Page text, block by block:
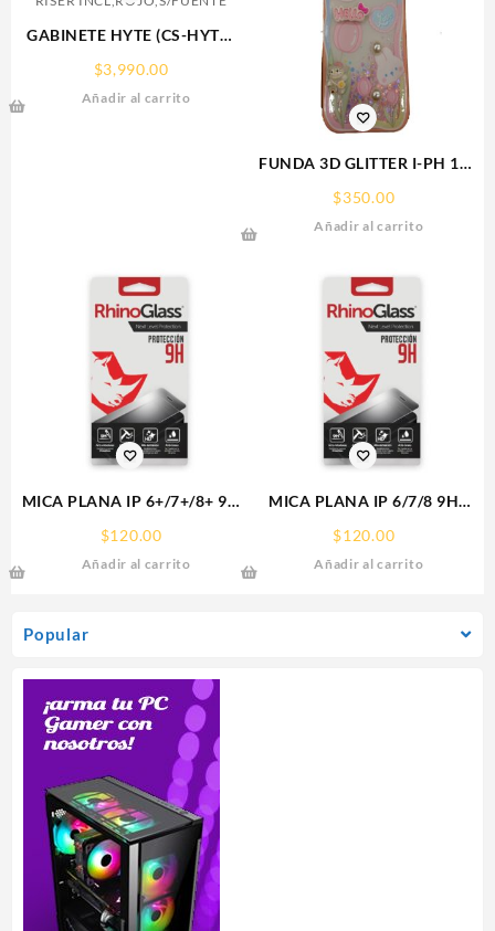
Popular
GABINETE HYTE (CS-HYTE-
Y60,CAMDUAL,VIDRIO
PANORAMICO,ATX,3FAN,CABLE
$3,990.00
Añadir al carrito
FUNDA 3D GLITTER I-PH 15
FUNCASE
$350.00
Añadir al carrito
MICA PLANA IP 6+/7+/8+ 9H
RHINOGLASS
$120.00
Añadir al carrito
MICA PLANA IP 6/7/8 9H
RHINOGLASS
$120.00
Añadir al carrito